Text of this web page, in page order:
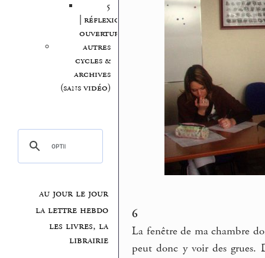
5
| réflexion,
ouvertures
autres
cycles &
archives
(sans vidéo)
au jour le jour
la lettre hebdo
les livres, la
librairie
6
La fenêtre de ma chambre
peut donc y voir des grues.